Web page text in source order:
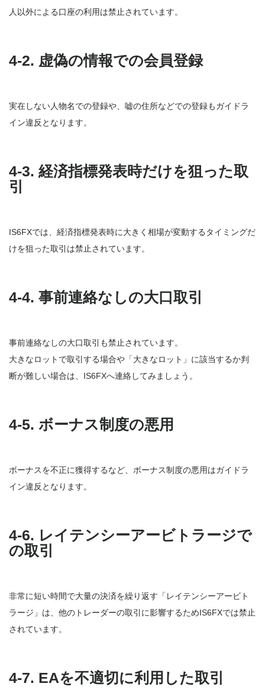
人以外による口座の利用は禁止されています。
4-2. 虚偽の情報での会員登録
実在しない人物名での登録や、嘘の住所などでの登録もガイドラ
イン違反となります。
4-3. 経済指標発表時だけを狙った取
引
IS6FXでは、経済指標発表時に大きく相場が変動するタイミングだ
けを狙った取引は禁止されています。
4-4. 事前連絡なしの大口取引
事前連絡なしの大口取引も禁止されています。
大きなロットで取引する場合や「大きなロット」に該当するか判
断が難しい場合は、IS6FXへ連絡してみましょう。
4-5. ボーナス制度の悪用
ボーナスを不正に獲得するなど、ボーナス制度の悪用はガイドラ
イン違反となります。
4-6. レイテンシーアービトラージで
の取引
非常に短い時間で大量の決済を繰り返す「レイテンシーアービト
ラージ」は、他のトレーダーの取引に影響するためIS6FXでは禁止
されています。
4-7. EAを不適切に利用した取引